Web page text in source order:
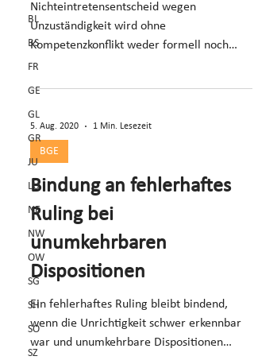
BL
BS
FR
GE
GL
GR
JU
LU
NE
NW
OW
SG
SH
SO
SZ
Nichteintretensentscheid wegen
Unzuständigkeit wird ohne
Kompetenzkonflikt weder formell noch
materiell rechtskräftig (E. 5).
5. Aug. 2020 1 Min. Lesezeit
BGE
Bindung an fehlerhaftes
Ruling bei
unumkehrbaren
Dispositionen
Ein fehlerhaftes Ruling bleibt bindend,
wenn die Unrichtigkeit schwer erkennbar
war und unumkehrbare Dispositionen